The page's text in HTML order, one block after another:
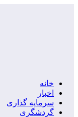
خانه
اخبار
سرمایه گذاری
گردشگری